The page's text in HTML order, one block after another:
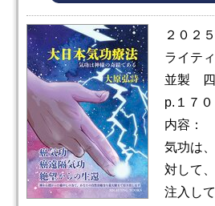
２０２
ライテ
並製 四
p.１７０
内容：
気功は
対して
注入し